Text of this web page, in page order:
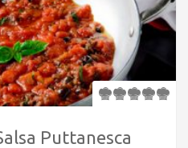
Puttanesca